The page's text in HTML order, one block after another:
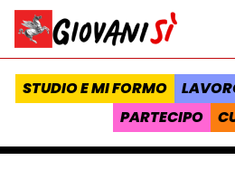
Vai al contenuto
Homepage Giovanisì - Progetto
STUDIO E MI FORMO
PARTECIPO